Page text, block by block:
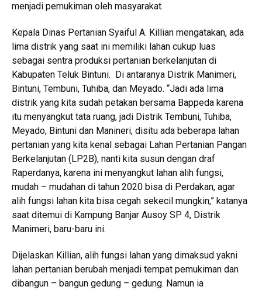
menjadi pemukiman oleh masyarakat.
Kepala Dinas Pertanian Syaiful A. Killian mengatakan, ada
lima distrik yang saat ini memiliki lahan cukup luas
sebagai sentra produksi pertanian berkelanjutan di
Kabupaten Teluk Bintuni. Di antaranya Distrik Manimeri,
Bintuni, Tembuni, Tuhiba, dan Meyado. “Jadi ada lima
distrik yang kita sudah petakan bersama Bappeda karena
itu menyangkut tata ruang, jadi Distrik Tembuni, Tuhiba,
Meyado, Bintuni dan Manineri, disitu ada beberapa lahan
pertanian yang kita kenal sebagai Lahan Pertanian Pangan
Berkelanjutan (LP2B), nanti kita susun dengan draf
Raperdanya, karena ini menyangkut lahan alih fungsi,
mudah – mudahan di tahun 2020 bisa di Perdakan, agar
alih fungsi lahan kita bisa cegah sekecil mungkin,” katanya
saat ditemui di Kampung Banjar Ausoy SP 4, Distrik
Manimeri, baru-baru ini.
Dijelaskan Killian, alih fungsi lahan yang dimaksud yakni
lahan pertanian berubah menjadi tempat pemukiman dan
dibangun – bangun gedung – gedung. Namun ia